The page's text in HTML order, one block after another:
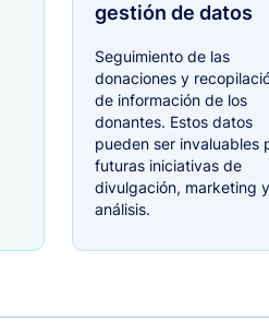
gestión de datos
Seguimiento de las
donaciones y
de información de los
donantes. Estos datos
pueden ser invaluables
futuras iniciativas de
divulgación, marketing y
análisis.